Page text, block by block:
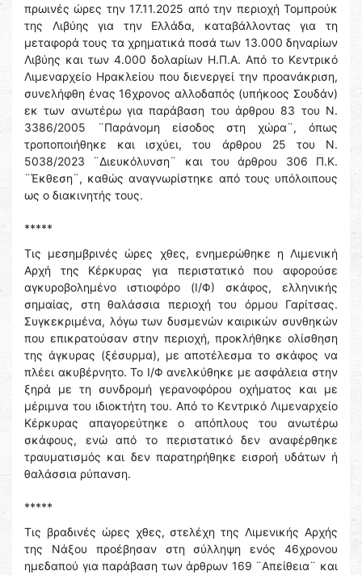
πρωινές ώρες την 17.11.2025 από την περιοχή Τομπρούκ
της Λιβύης για την Ελλάδα, καταβάλλοντας για τη
μεταφορά τους τα χρηματικά ποσά των 13.000 δηναρίων
Λιβύης και των 4.000 δολαρίων Η.Π.Α. Από το Κεντρικό
Λιμεναρχείο Ηρακλείου που διενεργεί την προανάκριση,
συνελήφθη ένας 16χρονος αλλοδαπός (υπήκοος Σουδάν)
εκ των ανωτέρω για παράβαση του άρθρου 83 του Ν.
3386/2005 ¨Παράνομη είσοδος στη χώρα¨, όπως
τροποποιήθηκε και ισχύει, του άρθρου 25 του Ν.
5038/2023 ¨Διευκόλυνση¨ και του άρθρου 306 Π.Κ.
¨Έκθεση¨, καθώς αναγνωρίστηκε από τους υπόλοιπους
ως ο διακινητής τους.
*****
Τις μεσημβρινές ώρες χθες, ενημερώθηκε η Λιμενική
Αρχή της Κέρκυρας για περιστατικό που αφορούσε
αγκυροβολημένο ιστιοφόρο (Ι/Φ) σκάφος, ελληνικής
σημαίας, στη θαλάσσια περιοχή του όρμου Γαρίτσας.
Συγκεκριμένα, λόγω των δυσμενών καιρικών συνθηκών
που επικρατούσαν στην περιοχή, προκλήθηκε ολίσθηση
της άγκυρας (ξέσυρμα), με αποτέλεσμα το σκάφος να
πλέει ακυβέρνητο. Το Ι/Φ ανελκύθηκε με ασφάλεια στην
ξηρά με τη συνδρομή γερανοφόρου οχήματος και με
μέριμνα του ιδιοκτήτη του. Από το Κεντρικό Λιμεναρχείο
Κέρκυρας απαγορεύτηκε ο απόπλους του ανωτέρω
σκάφους, ενώ από το περιστατικό δεν αναφέρθηκε
τραυματισμός και δεν παρατηρήθηκε εισροή υδάτων ή
θαλάσσια ρύπανση.
*****
Τις βραδινές ώρες χθες, στελέχη της Λιμενικής Αρχής
της Νάξου προέβησαν στη σύλληψη ενός 46χρονου
ημεδαπού για παράβαση των άρθρων 169 ¨Απείθεια¨ και